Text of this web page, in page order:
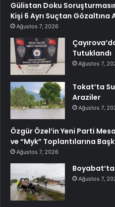
Gülistan Doku
Kişi 6 Ayrı Suçtan Gözaltına
Ağustos 7, 2026
Tutuklandı
Ağustos 7,
Tokat’ta
Araziler
Ağustos 7,
Özgür Özel’in Yeni Parti
ve “Myk” Toplantılarına
Ağustos 7, 2026
Boyabat’ta
Ağustos 7,